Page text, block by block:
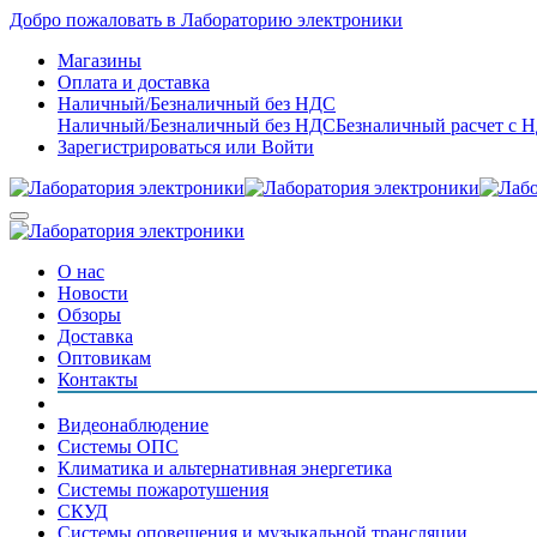
Добро пожаловать в Лабораторию электроники
Магазины
Оплата и доставка
Наличный/Безналичный без НДС
Наличный/Безналичный без НДСБезналичный расчет с
Зарегистрироваться или Войти
О нас
Новости
Обзоры
Доставка
Оптовикам
Контакты
Видеонаблюдение
Системы ОПС
Климатика и альтернативная энергетика
Системы пожаротушения
СКУД
Системы оповещения и музыкальной трансляции